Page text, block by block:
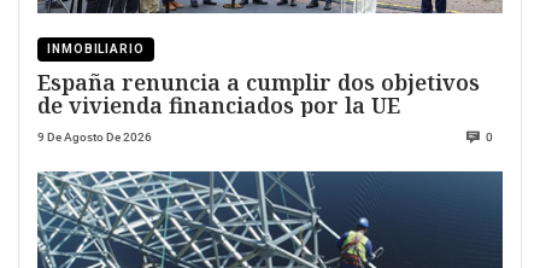
INMOBILIARIO
España renuncia a cumplir dos objetivos
de vivienda financiados por la UE
9 De Agosto De 2026 0